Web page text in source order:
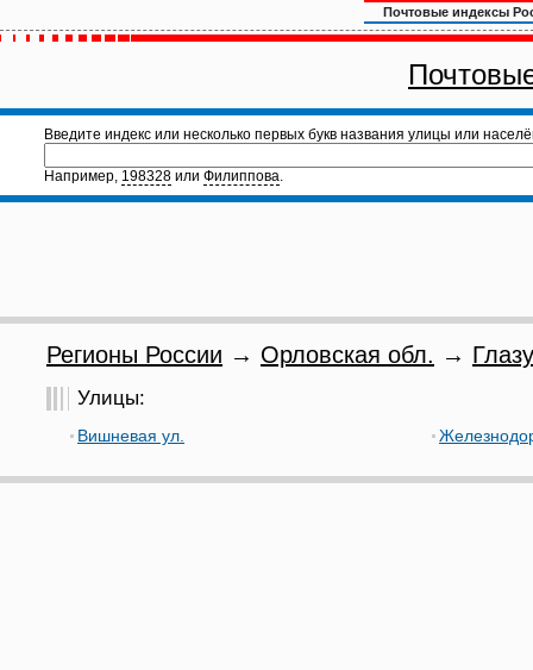
Почтовые индексы
Введите индекс или несколько первых букв названия улицы или
Например, 198328 или Филиппова.
Регионы России → Орловская обл. →
Улицы:
Вишневая ул.